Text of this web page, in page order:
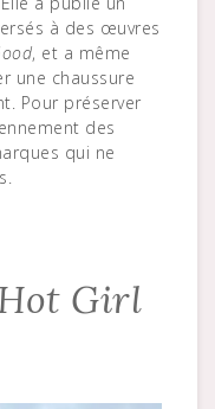
à des œuvres
, et a même
une chaussure
Pour préserver
des
qui ne
Girl